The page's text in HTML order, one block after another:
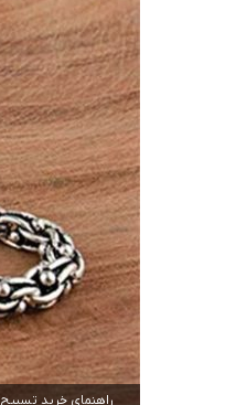
راهنمای خرید